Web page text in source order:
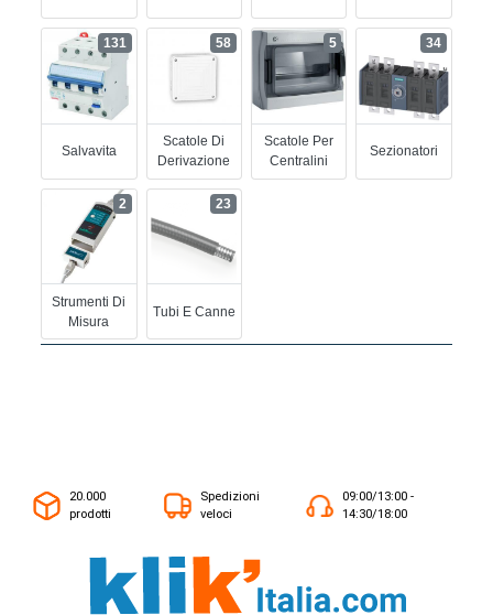
Salvavita
131
Scatole Di
Derivazione
58
Scatole Per
Centralini
5
Sezionatori
34
Strumenti Di
Misura
2
Tubi E Canne
23
20.000
prodotti
Spedizioni
veloci
09:00/13:00 -
14:30/18:00